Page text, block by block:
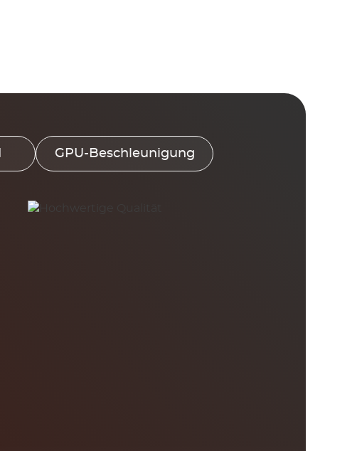
GPU-Beschleunigung